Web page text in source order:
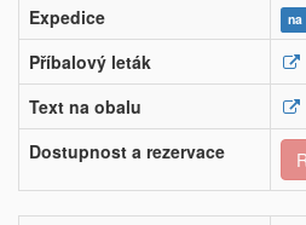
Expedice
Příbalový leták
Text na obalu
Dostupnost a rezervace